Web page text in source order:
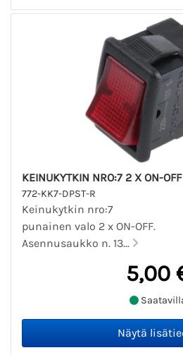
KEINUKYTKIN
772-KK7-DPST-R
Keinukytkin nro:7
punainen valo 2 x ON-OFF.
Asennusaukko n. 13...
5,00